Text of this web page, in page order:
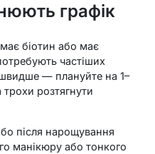
графік
біотин або має
частіших
швидше — плануйте на 1–
розтягнути
після нарощування
манікюру або тонкого